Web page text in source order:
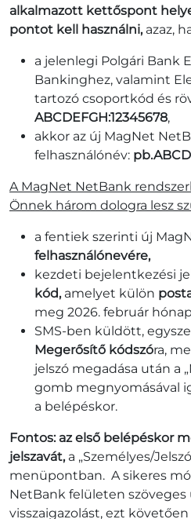
alkalmazott kettőspont
pontot kell használni,azaz,
a jelenlegi Polgári Bank
Bankinghez, valamint
tartozó csoportkód és
ABCDEFGH:12345678,
akkor az új MagNet
felhasználónév:
A MagNet NetBank
Önnek három dologra lesz
a fentiek szerinti új
felhasználónevére,
kezdeti bejelentkezési
kód,amelyet külön
meg 2026. február
SMS-ben küldött,
Megerősítő kódszóra,
jelszó megadása után a
gomb megnyomásával
a belépéskor.
Fontos: az első belépéskor
jelszavát,a „Személyes/
menüpontban. A sikeres
NetBank felületen
visszaigazolást, ezt követően